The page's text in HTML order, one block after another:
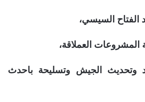
الفتاح السيسي،
المشروعات العملاقة،
وتحديث الجيش وتسليحة باحدث